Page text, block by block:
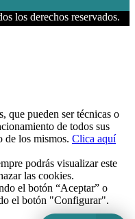
derechos reservados.
que pueden ser técnicas o
de todos sus
de los mismos. Clica aquí
podrás visualizar este
las cookies.
el botón “Aceptar” o
el botón "Configurar".